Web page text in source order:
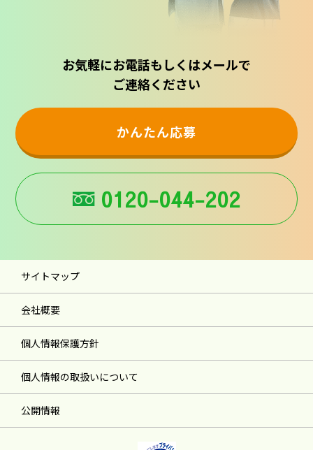
お気軽にお電話もしくはメールで
ご連絡ください
かんたん応募
0120-044-202
サイトマップ
会社概要
個人情報保護方針
個人情報の取扱いについて
公開情報